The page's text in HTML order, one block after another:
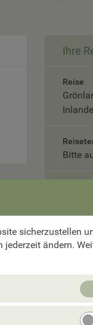
Ihre
Reise
Bitte
Bitte
Bitte
sicherzustellen
jederzeit ändern.